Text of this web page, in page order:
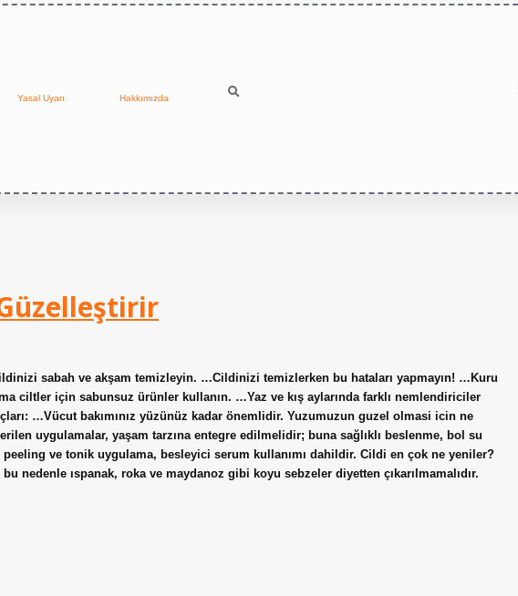
Yasal Uyarı Hakkımızda
sabah ve akşam temizleyin. …Cildinizi temizlerken bu hataları yapmayın! …Kuru
ciltler için sabunsuz ürünler kullanın. …Yaz ve kış aylarında farklı nemlendiriciler
…Vücut bakımınız yüzünüz kadar önemlidir. Yuzumuzun guzel olmasi icin ne
uygulamalar, yaşam tarzına entegre edilmelidir; buna sağlıklı beslenme, bol su
ve tonik uygulama, besleyici serum kullanımı dahildir. Cildi en çok ne yeniler?
nedenle ıspanak, roka ve maydanoz gibi koyu sebzeler diyetten çıkarılmamalıdır.